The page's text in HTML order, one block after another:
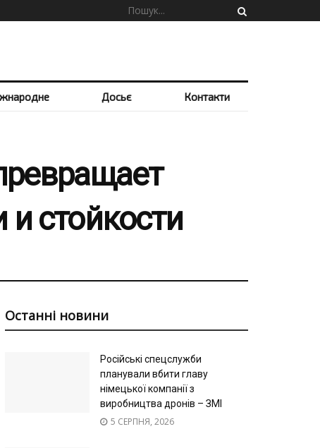
Досьє Контакти
стойкости
Останні новини
Російські спецслужби
планували вбити главу
німецької компанії з
виробництва дронів – ЗМІ
5 СЕРПНЯ, 2026